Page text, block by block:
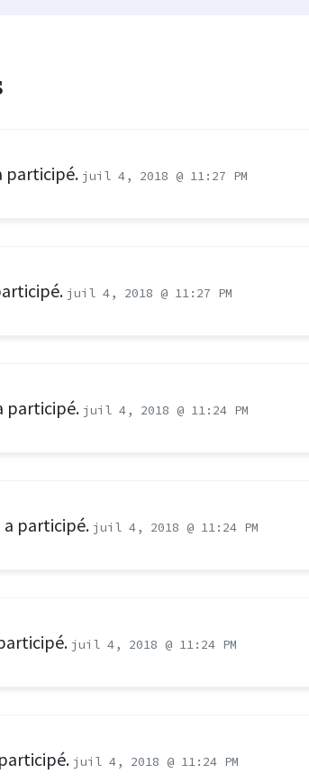
participé. juil 4, 2018 @ 11:27 PM
juil 4, 2018 @ 11:27 PM
participé. juil 4, 2018 @ 11:24 PM
a participé. juil 4, 2018 @ 11:24 PM
juil 4, 2018 @ 11:24 PM
juil 4, 2018 @ 11:24 PM